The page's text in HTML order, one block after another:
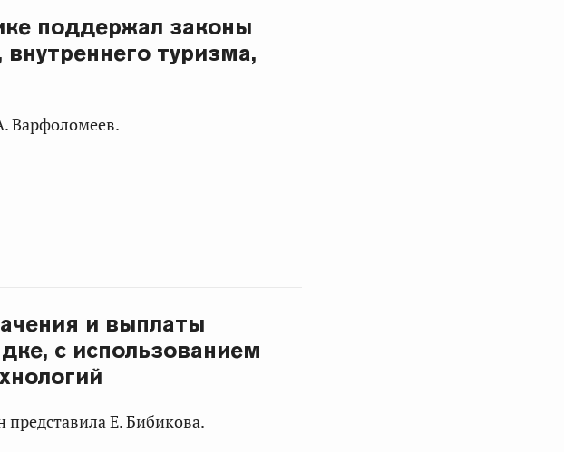
поддержал законы
туризма,
Варфоломеев.
и выплаты
с использованием
Е. Бибикова.